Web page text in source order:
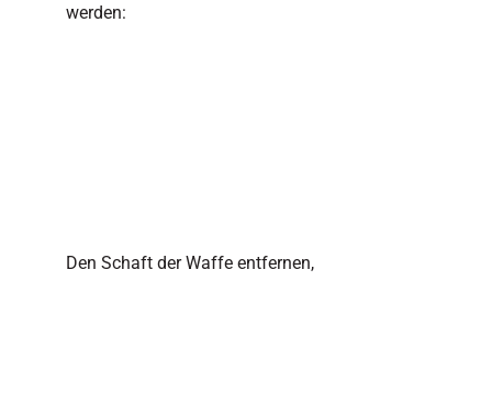
werden:
Den Schaft der Waffe entfernen,